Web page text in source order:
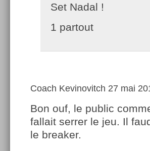
Set Nadal !
1 partout
Coach Kevinovitch 27 mai
Bon ouf, le public
fallait serrer le jeu. Il
le breaker.